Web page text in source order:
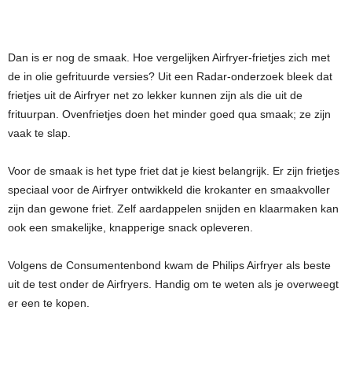
Dan is er nog de smaak. Hoe vergelijken Airfryer-frietjes zich met
de in olie gefrituurde versies? Uit een Radar-onderzoek bleek dat
frietjes uit de Airfryer net zo lekker kunnen zijn als die uit de
frituurpan. Ovenfrietjes doen het minder goed qua smaak; ze zijn
vaak te slap.
Voor de smaak is het type friet dat je kiest belangrijk. Er zijn frietjes
speciaal voor de Airfryer ontwikkeld die krokanter en smaakvoller
zijn dan gewone friet. Zelf aardappelen snijden en klaarmaken kan
ook een smakelijke, knapperige snack opleveren.
Volgens de Consumentenbond kwam de Philips Airfryer als beste
uit de test onder de Airfryers. Handig om te weten als je overweegt
er een te kopen.